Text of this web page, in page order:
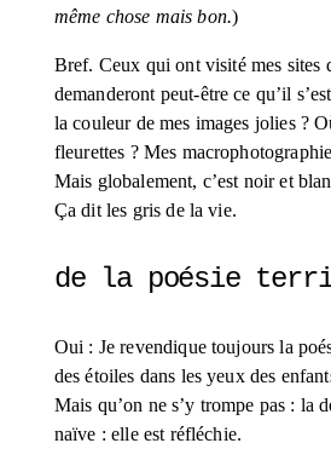
même chose mais bon.)
Bref. Ceux qui ont visité mes sites
demanderont peut-être ce qu’il
la couleur de mes images jolies ?
fleurettes ? Mes
Mais globalement, c’est noir et
Ça dit les gris de la vie.
de la poésie
Oui : Je revendique toujours la
des étoiles dans les yeux des
Mais qu’on ne s’y trompe pas : la
naïve : elle est réfléchie.